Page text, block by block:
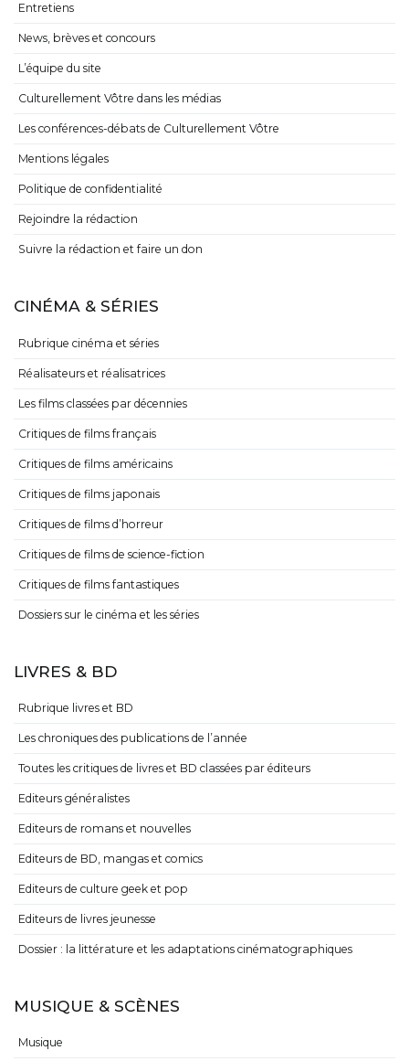
Entretiens
News, brèves et concours
L’équipe du site
Culturellement Vôtre dans les médias
Les conférences-débats de Culturellement Vôtre
Mentions légales
Politique de confidentialité
Rejoindre la rédaction
Suivre la rédaction et faire un don
CINÉMA & SÉRIES
Rubrique cinéma et séries
Réalisateurs et réalisatrices
Les films classées par décennies
Critiques de films français
Critiques de films américains
Critiques de films japonais
Critiques de films d’horreur
Critiques de films de science-fiction
Critiques de films fantastiques
Dossiers sur le cinéma et les séries
LIVRES & BD
Rubrique livres et BD
Les chroniques des publications de l’année
Toutes les critiques de livres et BD classées par éditeurs
Editeurs généralistes
Editeurs de romans et nouvelles
Editeurs de BD, mangas et comics
Editeurs de culture geek et pop
Editeurs de livres jeunesse
Dossier : la littérature et les adaptations cinématographiques
MUSIQUE & SCÈNES
Musique